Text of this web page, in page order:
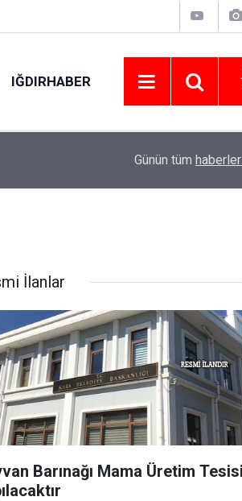
IĞDIRHABER
Otomobilin çarptığı yaya
Günün tüm
İlanlar
Barınağı Mama Üretim Tesisi